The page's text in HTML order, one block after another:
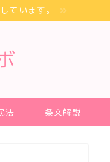
ています。
法 条文解説